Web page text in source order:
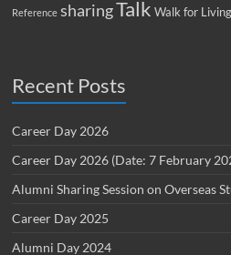
Reference sharingTalk Walk for
Recent Posts
Career Day 2026
Career Day 2026 (Date: 7 February
Alumni Sharing Session on Overseas
Career Day 2025
Alumni Day 2024